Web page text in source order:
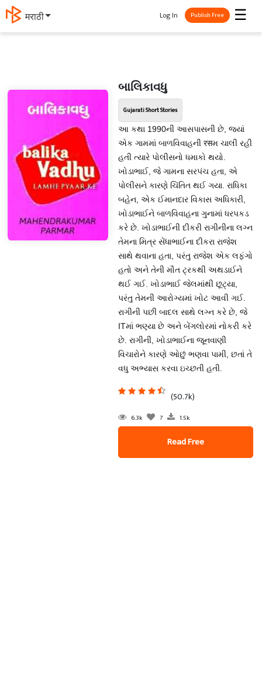
मराठी ☰
Log In Publish Free
બાલિકાવધુ
Gujarati Short Stories
આ કથા 1990ની આસપાસની છે, જ્યાં
એક ગામમાં બાળવિવાહની रसમ ચાલી રહી
હતી ત્યારે પોલીસનો ધમાકો થયો.
ખોડાભાઈ, જે ગામના સરપંચ હતા, એ
પોલીસને કારણે ચિંતિત થઈ ગયા. રાધિકા
બહેન, એક ઈમાનદાર વિકાસ અધિકારી,
ખોડાભાઈને બાળવિવાહના ગુનામાં ધરપકડ
કરે છે. ખોડાભાઈની દીકરી રાગીનીના લગ્ન
તેમના મિત્ર સેંધાભાઈના દીકરા રાજેશ
સાથે થવાના હતા, પરંતુ રાજેશ એક લફંગો
હતો અને તેની મૌત ટ્રકથી અથડાઈને
થઈ ગઈ. ખોડાભાઈ જેલમાંથી છૂટ્યા,
પરંતુ તેમની આરોગ્યમાં ખોટ આવી ગઈ.
રાગીની પછી બાદલ સાથે લગ્ન કરે છે, જે
ITમાં ભણ્યા છે અને બેંગલોરમાં નોકરી કરે
છે. રાગીની, ખોડાભાઈના જૂનવાણી
વિચારોને કારણે ઓછું ભણવા પામી, છતાં તે
વધુ અભ્યાસ કરવા ઇચ્છતી હતી.
(50.7k)
6.3k 7 1.5k
Read Free